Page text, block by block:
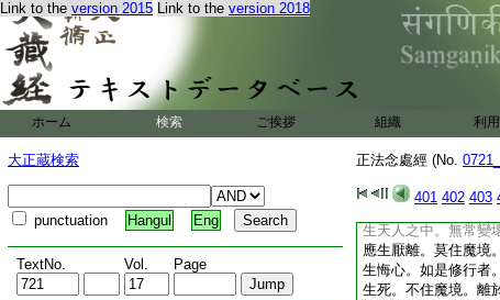
Link to the version 2015 Link to the version 2018
ホーム 検索 ご挨拶 組織 利
大正蔵検索
punctuation Hangul Eng
TextNo. Vol. Page
正法念處經 (No. 0721_
401 402 403
名吱多迦林。有羅
行速疾。於眴目頃
衆生。作不利益。作
復次修行者。隨順觀
二國中間。復有何
不生不死非退非滅
怨憎會。是故於生死
11
者。以求解脱
樂。莫與愛心而共遊
莫樂生死。一切生死
生天人之中。無常變
應生厭離。莫住魔境
生悔心。如是修行者
生死。不住魔境。離